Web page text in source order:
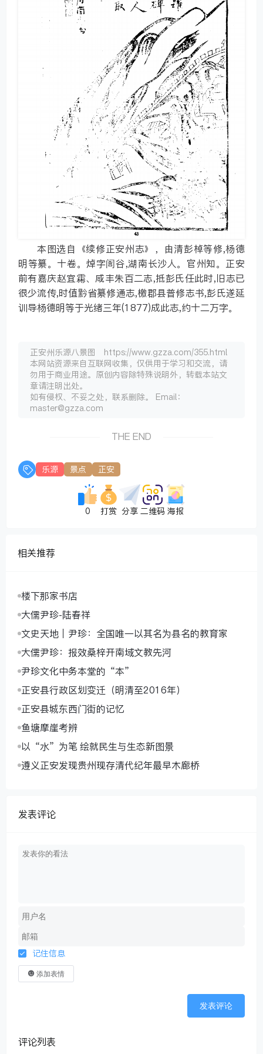
本图选自《续修正安州志》，由清彭棹等修,杨德
明等纂。十卷。焯字訚谷,湖南长沙人。官州知。正安
前有嘉庆赵宜霦、咸丰朱百二志,抵彭氏任此时,旧志已
很少流传,时值黔省纂修通志,檄郡县普修志书,彭氏遂延
训导杨德明等于光绪三年(1877)成此志,约十二万字。
正安州乐源八景图 https://www.gzza.com/355.html
本网站资源来自互联网收集，仅供用于学习和交流，请
勿用于商业用途。原创内容除特殊说明外，转载本站文
章请注明出处。
如有侵权、不妥之处，联系删除。 Email：
master@gzza.com
THE END
乐源 景点 正安
0 打赏 分享 二维码 海报
相关推荐
楼下那家书店
大儒尹珍-陆春祥
文史天地｜尹珍：全国唯一以其名为县名的教育家
大儒尹珍：报效桑梓开南域文教先河
尹珍文化中务本堂的“本”
正安县行政区划变迁（明清至2016年）
正安县城东西门街的记忆
鱼塘摩崖考辨
以“水”为笔 绘就民生与生态新图景
遵义正安发现贵州现存清代纪年最早木廊桥
发表评论
记住信息
添加表情
发表评论
评论列表